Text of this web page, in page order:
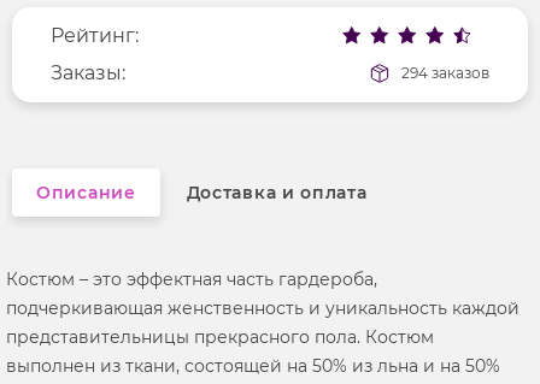
Фактура материала
текстильный
Длина рукава
длинные
Вырез горловины
отложной воротник
Рейтинг:
Заказы:
294 заказов
Описание Доставка и оплата
Костюм – это эффектная часть гардероба,
подчеркивающая женственность и уникальность каждой
представительницы прекрасного пола. Костюм
выполнен из ткани, состоящей на 50% из льна и на 50%